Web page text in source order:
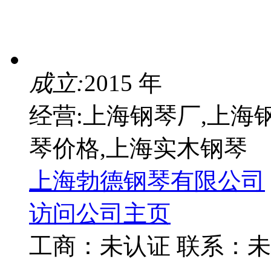
成立:2015 年
经营:上海钢琴厂,上海
琴价格,上海实木钢琴
上海勃德钢琴有限公司
访问公司主页
工商： 未认证 联系：